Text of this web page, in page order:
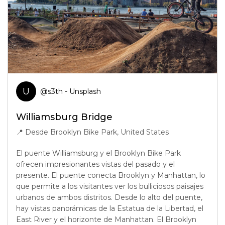
U @s3th - Unsplash
Williamsburg Bridge
📍 Desde Brooklyn Bike Park, United States
El puente Williamsburg y el Brooklyn Bike Park
ofrecen impresionantes vistas del pasado y el
presente. El puente conecta Brooklyn y Manhattan, lo
que permite a los visitantes ver los bulliciosos paisajes
urbanos de ambos distritos. Desde lo alto del puente,
hay vistas panorámicas de la Estatua de la Libertad, el
East River y el horizonte de Manhattan. El Brooklyn